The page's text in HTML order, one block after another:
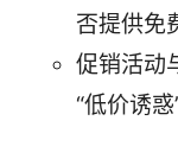
否提供免
促销活动
“低价诱